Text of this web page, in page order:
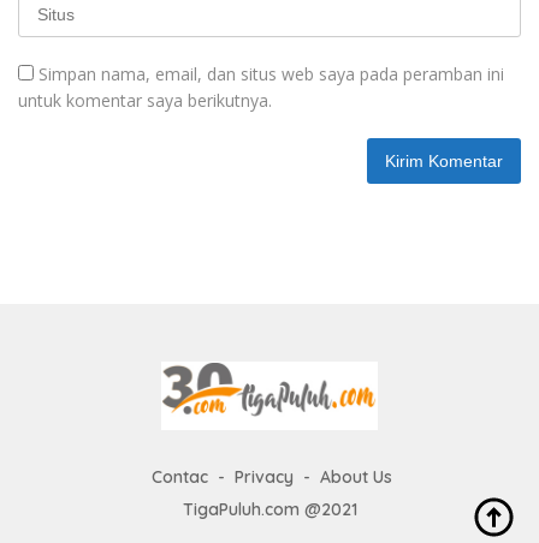
Simpan nama, email, dan situs web saya pada peramban ini
untuk komentar saya berikutnya.
Contac Privacy
About Us
TigaPuluh.com @2021